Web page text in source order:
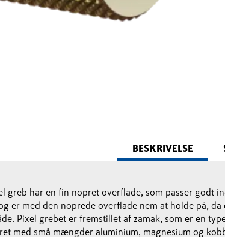
BESKRIVELSE
greb har en fin nopret overflade, som passer godt
er med den noprede overflade nem at holde på,
Pixel grebet er fremstillet af zamak, som er en
med små mængder aluminium, magnesium og